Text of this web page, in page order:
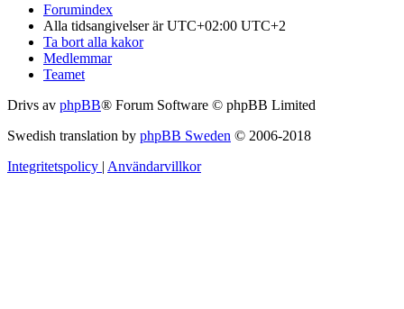
Forumindex
Alla tidsangivelser är UTC+02:00 UTC+2
Ta bort alla kakor
Medlemmar
Teamet
Drivs av phpBB® Forum Software © phpBB Limited
Swedish translation by phpBB Sweden © 2006-2018
Integritetspolicy | Användarvillkor